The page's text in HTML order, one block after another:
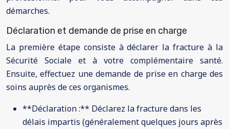
démarches.
Déclaration et demande de prise en charge
La première étape consiste à déclarer la fracture à la
Sécurité Sociale et à votre complémentaire santé.
Ensuite, effectuez une demande de prise en charge des
soins auprès de ces organismes.
**Déclaration :** Déclarez la fracture dans les
délais impartis (généralement quelques jours après